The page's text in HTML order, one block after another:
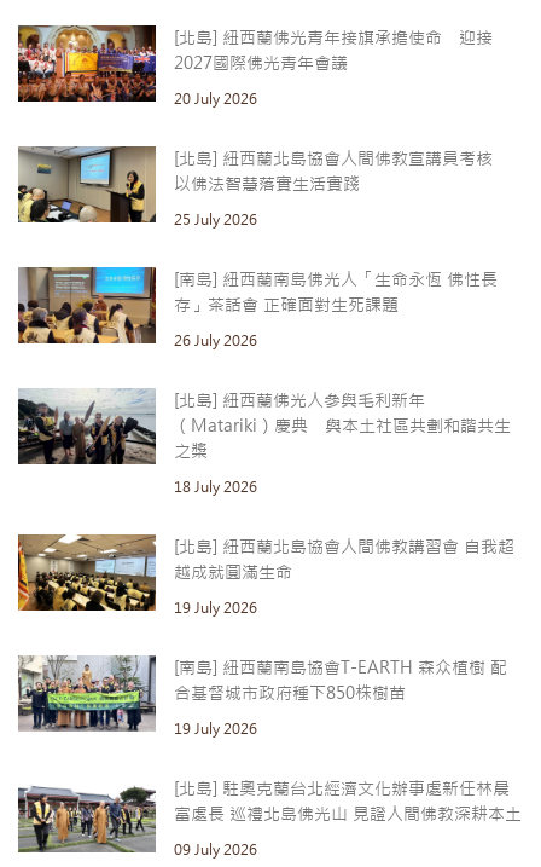
[北島] 紐西蘭佛光青年接旗承擔使命 迎接
2027國際佛光青年會議
20 July 2026
[北島] 紐西蘭北島協會人間佛教宣講員考核
以佛法智慧落實生活實踐
25 July 2026
[南島] 紐西蘭南島佛光人「生命永恆 佛性長
存」茶話會 正確面對生死課題
26 July 2026
[北島] 紐西蘭佛光人參與毛利新年
（Matariki）慶典 與本土社區共劃和諧共生
之槳
18 July 2026
[北島] 紐西蘭北島協會人間佛教講習會 自我超
越成就圓滿生命
19 July 2026
[南島] 紐西蘭南島協會T-EARTH 森众植樹 配
合基督城市政府種下850株樹苗
19 July 2026
[北島] 駐奧克蘭台北經濟文化辦事處新任林晨
富處長 巡禮北島佛光山 見證人間佛教深耕本土
09 July 2026